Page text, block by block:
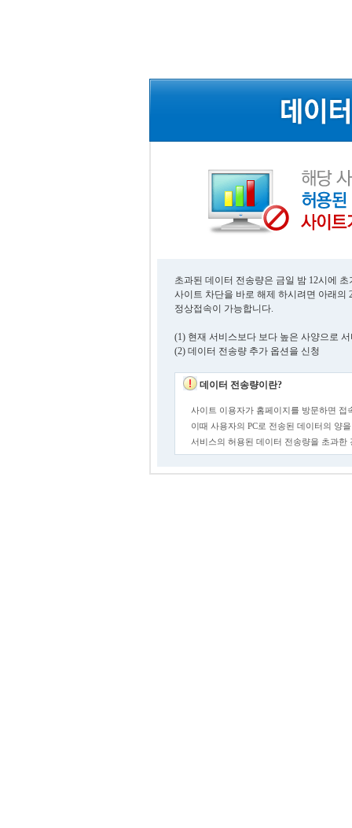
초과된 데이터 전송량은 금일 밤 12시에
사이트 차단을 바로 해제 하시려면 아래의
정상접속이 가능합니다.
(1) 현재 서비스보다 보다 높은 사양으로
(2) 데이터 전송량 추가 옵션을 신청
데이터 전송량이란?
사이트 이용자가 홈페이지를 방문하면 접
이때 사용자의 PC로 전송된 데이터의 양
서비스의 허용된 데이터 전송량을 초과